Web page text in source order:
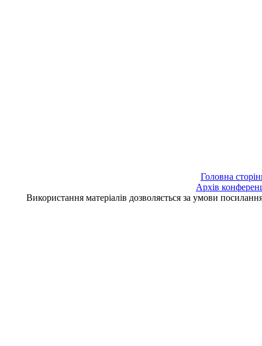
Головна
Архів
Використання матеріалів дозволяється за умови